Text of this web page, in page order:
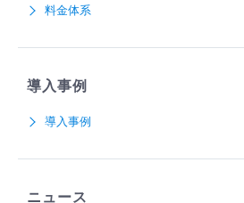
料金体系
導入事例
導入事例
ニュース